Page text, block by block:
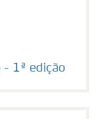
- 1ª edição